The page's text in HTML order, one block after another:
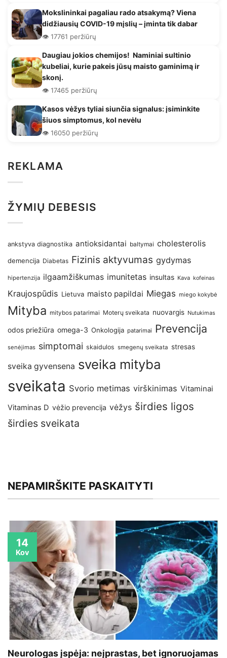
Mokslininkai pagaliau rado atsakymą? Viena
didžiausių COVID-19 mįslių – įminta tik dabar
👁️ 17761 peržiūrų
Daugiau jokios chemijos! Naminiai sultinio
kubeliai, kurie pakeis jūsų maisto gaminimą ir
skonį.
👁️ 17465 peržiūrų
Kasos vėžys tyliai siunčia signalus: įsiminkite
šiuos simptomus, kol nevėlu
👁️ 16050 peržiūrų
REKLAMA
ŽYMIŲ DEBESIS
ankstyva diagnostika antioksidantai baltymai cholesterolis
demencija Diabetas Fizinis aktyvumas gydymas
hipertenzija ilgaamžiškumas imunitetas insultas Kava kofeinas
Kraujospūdis Lietuva maisto papildai Miegas miego kokybė
Mityba mitybos patarimai Moterų sveikata nuovargis Nutukimas
odos priežiūra omega-3 Onkologija patarimai Prevencija
senėjimas simptomai skaidulos smegenų sveikata stresas
sveika gyvensena sveika mityba
sveikata Svorio metimas virškinimas Vitaminai
Vitaminas D vėžio prevencija vėžys širdies ligos
širdies sveikata
NEPAMIRŠKITE PASKAITYTI
Neurologas įspėja: neįprastas, bet ignoruojamas
14
Kov